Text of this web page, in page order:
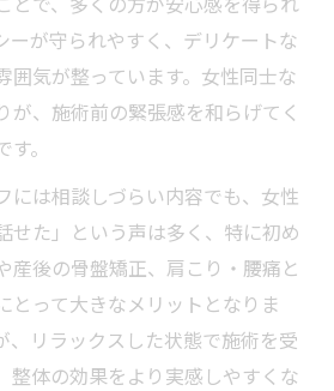
整体院の口コミから分かる信
の視点が活きる整体の魅力と
びに女性スタッフを重視する
女性スタッフが人気の理由を
の悩みに寄り添う施術を
ーが守られやすく、デリケートな
囲気が整っています。女性同士な
が、施術前の緊張感を和らげてく
。
には相談しづらい内容でも、女性
せた」という声は多く、特に初め
産後の骨盤矯正、肩こり・腰痛と
とって大きなメリットとなりま
、リラックスした状態で施術を受
整体の効果をより実感しやすくな